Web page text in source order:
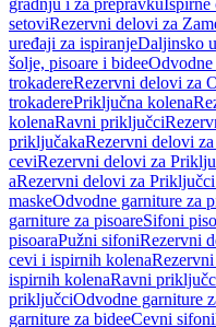
gradnju i za prepravkuIspirne
setoviRezervni delovi za
uređaji za ispiranjeDaljinsko
šolje, pisoare i bidee
trokadereRezervni delovi za
trokaderePriključna kolena
kolenaRavni priključci
priključakaRezervni delovi
ceviRezervni delovi za
aRezervni delovi za
maskeOdvodne garniture za
garniture za pisoareSifoni
pisoaraPužni sifoniRezervni
cevi i ispirnih kolena
ispirnih kolenaRavni
priključciOdvodne garniture
garniture za bideeCevni sifoni